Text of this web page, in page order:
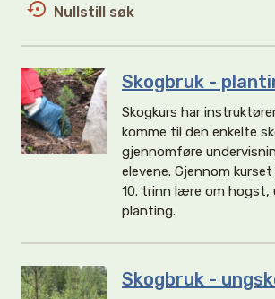
Nullstill søk
Skogbruk -
Skogkurs har
komme til den enkelte
gjennomføre
elevene. Gjennom
10. trinn lære om hogst,
planting.
Skogbruk -